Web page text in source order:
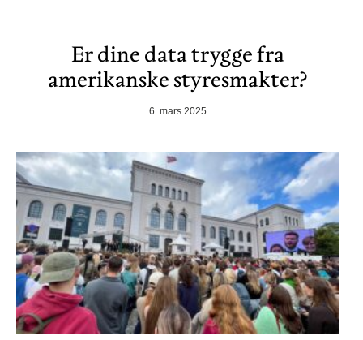
Er dine data trygge fra
amerikanske styresmakter?
6. mars 2025